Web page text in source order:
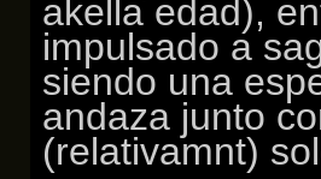
akella edad),
impulsado a
siendo una
andaza junto
(relativamnt)